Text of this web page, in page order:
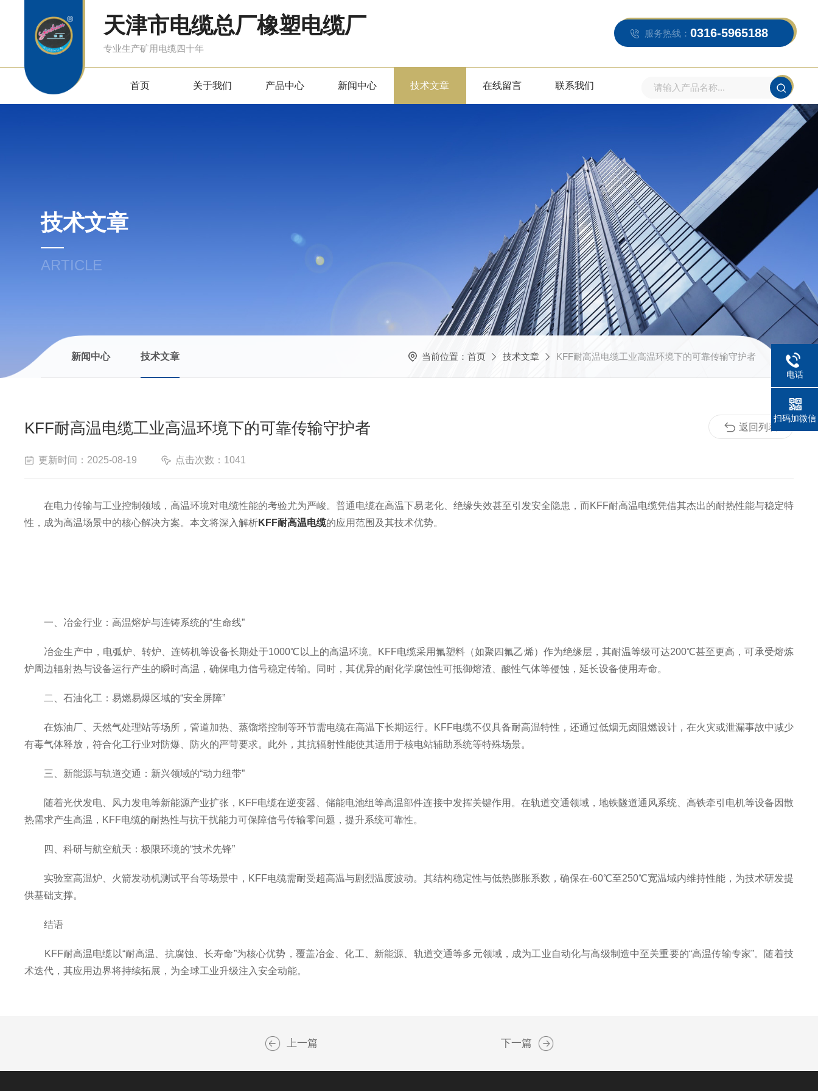
天津市电缆总厂橡塑电缆厂
专业生产矿用电缆四十年
服务热线： 0316-5965188
首页 关于我们 产品中心 新闻中心 技术文章 在线留言 联系我们
技术文章
ARTICLE
新闻中心 技术文章 当前位置： 首页 技术文章 KFF耐高温电缆工业高温环境下的可靠传输守护者
KFF耐高温电缆工业高温环境下的可靠传输守护者
更新时间：2025-08-19 点击次数：1041
在电力传输与工业控制领域，高温环境对电缆性能的考验尤为严峻。普通电缆在高温下易老化、绝缘失效甚至引发安全隐患，而KFF耐高温电缆凭借其杰出的耐热性能与稳定特
性，成为高温场景中的核心解决方案。本文将深入解析KFF耐高温电缆的应用范围及其技术优势。
一、冶金行业：高温熔炉与连铸系统的“生命线”
冶金生产中，电弧炉、转炉、连铸机等设备长期处于1000℃以上的高温环境。KFF电缆采用氟塑料（如聚四氟乙烯）作为绝缘层，其耐温等级可达200℃甚至更高，可承受熔炼
炉周边辐射热与设备运行产生的瞬时高温，确保电力信号稳定传输。同时，其优异的耐化学腐蚀性可抵御熔渣、酸性气体等侵蚀，延长设备使用寿命。
二、石油化工：易燃易爆区域的“安全屏障”
在炼油厂、天然气处理站等场所，管道加热、蒸馏塔控制等环节需电缆在高温下长期运行。KFF电缆不仅具备耐高温特性，还通过低烟无卤阻燃设计，在火灾或泄漏事故中减少
有毒气体释放，符合化工行业对防爆、防火的严苛要求。此外，其抗辐射性能使其适用于核电站辅助系统等特殊场景。
三、新能源与轨道交通：新兴领域的“动力纽带”
随着光伏发电、风力发电等新能源产业扩张，KFF电缆在逆变器、储能电池组等高温部件连接中发挥关键作用。在轨道交通领域，地铁隧道通风系统、高铁牵引电机等设备因散
热需求产生高温，KFF电缆的耐热性与抗干扰能力可保障信号传输零问题，提升系统可靠性。
四、科研与航空航天：极限环境的“技术先锋”
实验室高温炉、火箭发动机测试平台等场景中，KFF电缆需耐受超高温与剧烈温度波动。其结构稳定性与低热膨胀系数，确保在-60℃至250℃宽温域内维持性能，为技术研发提
供基础支撑。
结语
KFF耐高温电缆以“耐高温、抗腐蚀、长寿命”为核心优势，覆盖冶金、化工、新能源、轨道交通等多元领域，成为工业自动化与高级制造中至关重要的“高温传输专家”。随着技
术迭代，其应用边界将持续拓展，为全球工业升级注入安全动能。
返回列表
上一篇 下一篇
电话
扫码加微信